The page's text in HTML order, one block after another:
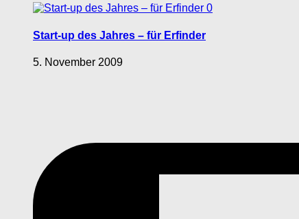
0
Start-up des Jahres – für Erfinder
5. November 2009